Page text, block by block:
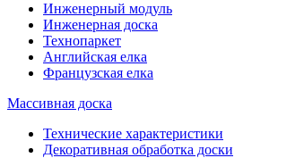
Инженерный модуль
Инженерная доска
Технопаркет
Английская елка
Французская елка
Массивная доска
Технические характеристики
Декоративная обработка доски